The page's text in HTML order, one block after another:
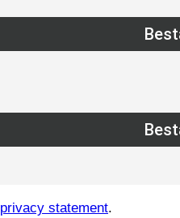
privacy statement.